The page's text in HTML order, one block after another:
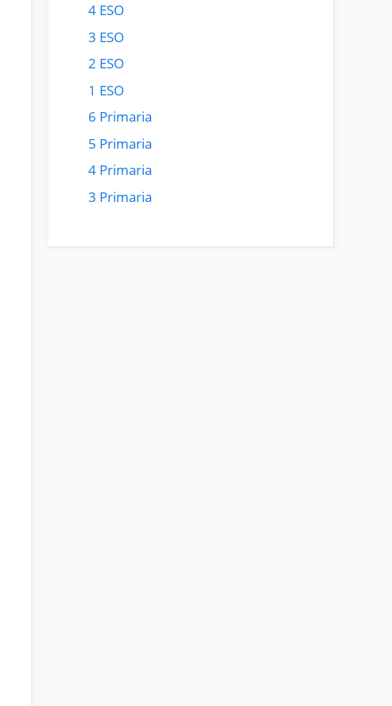
4 ESO
3 ESO
2 ESO
1 ESO
6 Primaria
5 Primaria
4 Primaria
3 Primaria